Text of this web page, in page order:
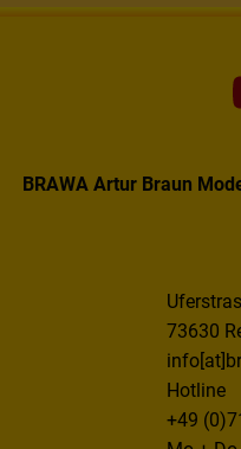
BRAWA Artur Braun
73630
Hotline
+49